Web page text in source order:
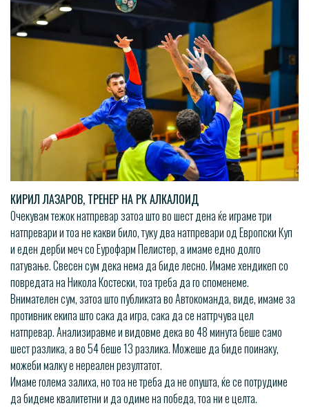
КИРИЛ ЛАЗАРОВ, ТРЕНЕР НА РК АЛКАЛОИД
Очекувам тежок натпревар затоа што во шест дена ќе играме три
натпревари и тоа не какви било, туку два натпревари од Европски Куп
и еден дерби меч со Еурофарм Пелистер, а имаме едно долго
патување. Свесен сум дека нема да биде лесно. Имаме хендикеп со
повредата на Никола Костески, тоа треба да го споменеме.
Внимателен сум, затоа што публиката во Автокоманда, виде, имаме за
противник екипа што сака да игра, сака да се наттрчува цел
натпревар. Анализиравме и видовме дека во 48 минута беше само
шест разлика, а во 54 беше 13 разлика. Можеше да биде поинаку,
можеби малку е нереален резултатот.
Имаме голема залиха, но тоа не треба да не опушта, ќе се потрудиме
да бидеме квалитетни и да одиме на победа, тоа ни е целта.